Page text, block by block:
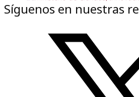
Síguenos en nuestras